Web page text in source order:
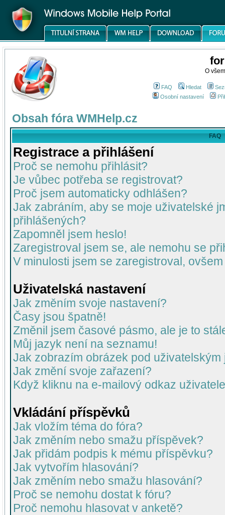
O
FAQ Hledat
Osobní nastavení
Obsah fóra WMHelp.cz
FAQ
Registrace a přihlášení
Proč se nemohu přihlásit?
Je vůbec potřeba se registrovat?
Proč jsem automaticky odhlášen?
Jak zabráním, aby se moje uživatelské
přihlášených?
Zapomněl jsem heslo!
Zaregistroval jsem se, ale nemohu se
V minulosti jsem se zaregistroval,
Uživatelská nastavení
Jak změním svoje nastavení?
Časy jsou špatně!
Změnil jsem časové pásmo, ale je to
Můj jazyk není na seznamu!
Jak zobrazím obrázek pod uživatelským
Jak změní svoje zařazení?
Když kliknu na e-mailový odkaz
Vkládání příspěvků
Jak vložím téma do fóra?
Jak změním nebo smažu příspěvek?
Jak přidám podpis k mému příspěvku?
Jak vytvořím hlasování?
Jak změním nebo smažu hlasování?
Proč se nemohu dostat k fóru?
Proč nemohu hlasovat v anketě?